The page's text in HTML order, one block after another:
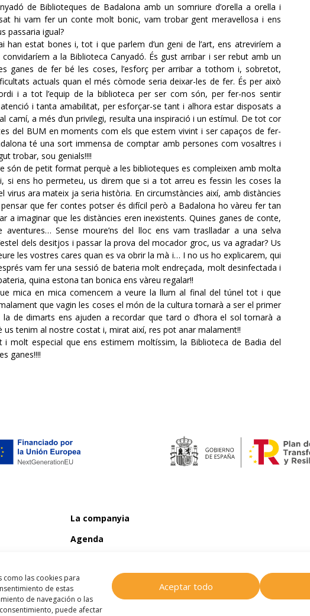
como las cookies para
de estas
de navegación o las
puede afectar
Aceptar todo
de Biblioteques de Badalona amb un somriure d’orella a orella i
hi vam fer un conte molt bonic, vam trobar gent meravellosa i ens
passaria igual?
estat bones i, tot i que parlem d’un geni de l’art, ens atreviríem a
a la Biblioteca Canyadó. És gust arribar i ser rebut amb un
ganes de fer bé les coses, l’esforç per arribar a tothom i, sobretot,
actuals quan el més còmode seria deixar-les de fer. És per això
i a tot l’equip de la biblioteca per ser com són, per fer-nos sentir
i tanta amabilitat, per esforçar-se tant i alhora estar disposats a
camí, a més d’un privilegi, resulta una inspiració i un estímul. De tot cor
del BUM en moments com els que estem vivint i ser capaços de fer-
té una sort immensa de comptar amb persones com vosaltres i
trobar, sou genials!!!!
són de petit format perquè a les biblioteques es compleixen amb molta
si ens ho permeteu, us direm que si a tot arreu es fessin les coses la
ara mateix ja seria història. En circumstàncies així, amb distàncies
que fer contes potser és difícil però a Badalona ho vàreu fer tan
a imaginar que les distàncies eren inexistents. Quines ganes de conte,
aventures… Sense moure’ns del lloc ens vam traslladar a una selva
dels desitjos i passar la prova del mocador groc, us va agradar? Us
les vostres cares quan es va obrir la mà i… I no us ho explicarem, qui
vam fer una sessió de bateria molt endreçada, molt desinfectada i
quina estona tan bonica ens vàreu regalar!!
mica en mica comencem a veure la llum al final del túnel tot i que
que vagin les coses el món de la cultura tornarà a ser el primer
la de dimarts ens ajuden a recordar que tard o d’hora el sol tornarà a
tenim al nostre costat i, mirat així, res pot anar malament!!
molt especial que ens estimem moltíssim, la Biblioteca de Badia del
ganes!!!!
La companyia
Agenda
Contacte